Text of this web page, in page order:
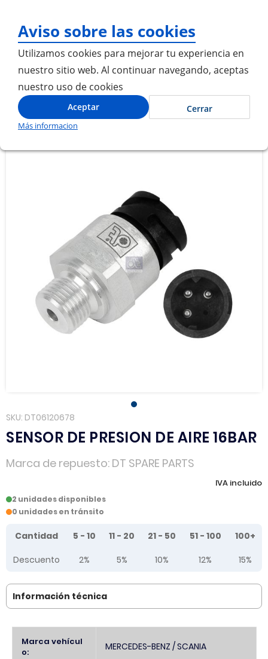
Aviso sobre las cookies
Utilizamos cookies para mejorar tu experiencia en
nuestro sitio web. Al continuar navegando, aceptas
nuestro uso de cookies
Aceptar Cerrar
Más informacion
Inicio SENSOR DE PRESION DE AIRE 16BAR
SKU DT06120678
SENSOR DE PRESION DE AIRE 16BAR
Marca de repuesto DT SPARE PARTS
IVA incluido
2 unidades disponibles
0 unidades en tránsito
Tier prices table
Cantidad 5 - 10 11 - 20 21 - 50 51 - 100
100+
Descuento
2% 5% 10% 12% 15%
Información técnica
Información
Marca vehícul
o:
MERCEDES-BENZ / SCANIA